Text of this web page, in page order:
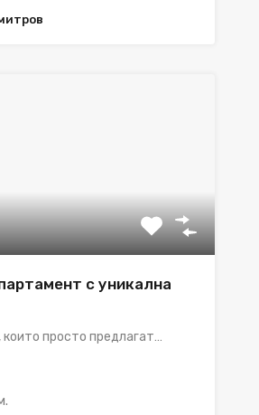
с уникална
просто предлагат…